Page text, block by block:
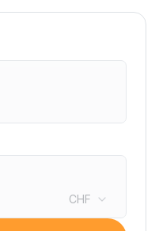
CHF